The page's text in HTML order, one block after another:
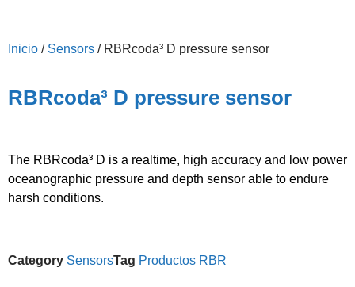
Inicio / Sensors / RBRcoda³ D pressure sensor
RBRcoda³ D pressure sensor
The RBRcoda³ D is a realtime, high accuracy and low power
oceanographic pressure and depth sensor able to endure
harsh conditions.
Category SensorsTag Productos RBR